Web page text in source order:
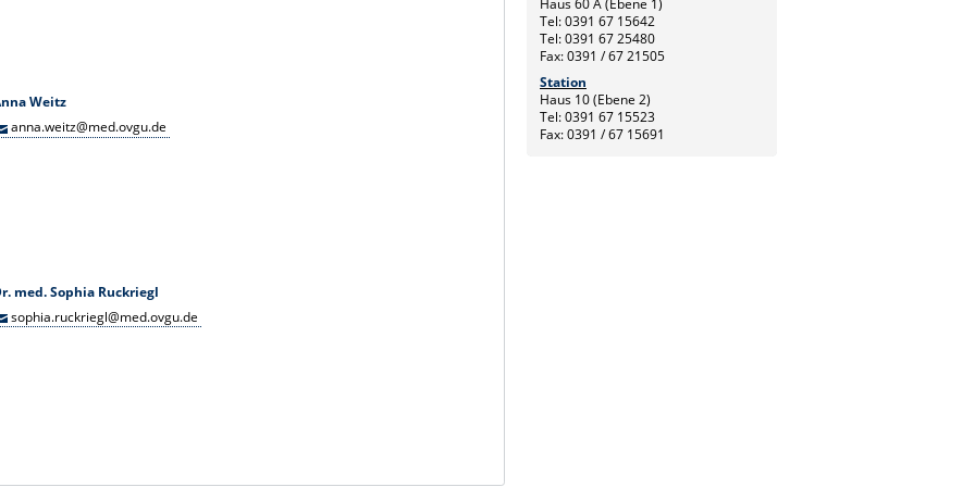
Weitz
anna.weitz@med.ovgu.de
med. Sophia Ruckriegl
sophia.ruckriegl@med.ovgu.de
Tel: 0391 67 15642
Tel: 0391 67 25480
Fax: 0391 / 67 21505
Station
Haus 10 (Ebene 2)
Tel: 0391 67 15523
Fax: 0391 / 67 15691